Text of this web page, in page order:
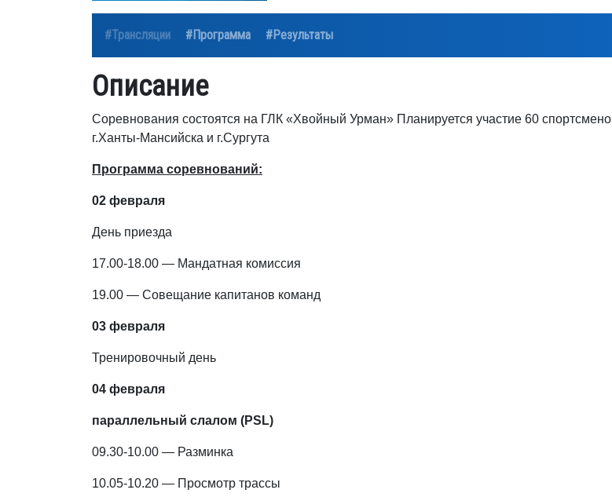
#Трансляции #Программа #Результаты
Описание
Соревнования состоятся на ГЛК «Хвойный Урман» Планируется участие 60
г.Ханты-Мансийска и г.Сургута
Программа соревнований:
02 февраля
День приезда
17.00-18.00 — Мандатная комиссия
19.00 — Совещание капитанов команд
03 февраля
Тренировочный день
04 февраля
параллельный слалом (PSL)
09.30-10.00 — Разминка
10.05-10.20 — Просмотр трассы